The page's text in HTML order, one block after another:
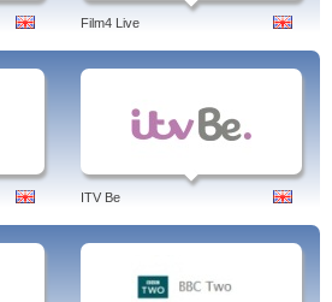
Film4 Live
ITV Be